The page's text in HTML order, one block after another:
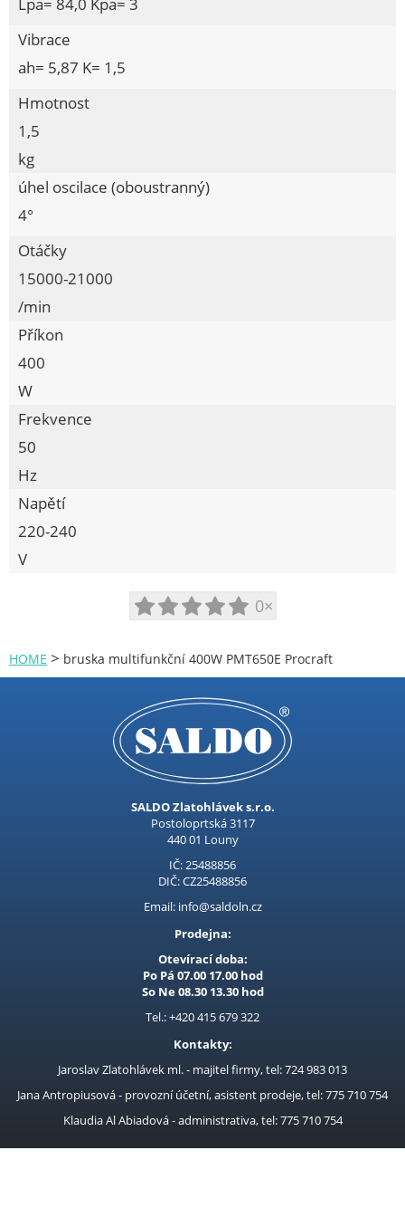
Aku úhlová bruska
Aku vrtací kladivo
Aku vrtací šroubovák
Aku vysavače
Brusky na sádrokarton
Brusky pilových řetězů
Brusné kotouče
Čerpadla
Demoliční kladiva
Elektrické drtiče
Frézky
Fukary
Hydraulické zvedáky
Kombi. svářečky CO2, Tig
Kompresory Auto
Kotouče pilové SK dřevo
Kotoučové pily
Křovinořezy
Míchačky na beton
Modré plachty 50g
Nabíječky baterií
Navijáky na hadice
Nůžky na plech
Odlučovače kondenzátu
Vibrace
ah= 5,87 K= 1,5
Hmotnost
1,5
kg
úhel oscilace (oboustranný)
4°
Otáčky
15000-21000
/min
Příkon
400
W
Frekvence
50
Hz
Napětí
220-240
V
0×
HOME > bruska multifunkční 400W PMT650E Procraft
SALDO Zlatohlávek s.r.o.
Postoloprtská 3117
440 01 Louny
IČ: 25488856
DIČ: CZ25488856
Email: info@saldoln.cz
Prodejna:
Otevírací doba:
Po Pá 07.00 17.00 hod
So Ne 08.30 13.30 hod
Tel.: +420 415 679 322
Kontakty:
Jaroslav Zlatohlávek ml. - majitel firmy, tel: 724 983 013
Jana Antropiusová - provozní účetní, asistent prodeje, tel: 775 710 754
Klaudia Al Abiadová - administrativa, tel: 775 710 754